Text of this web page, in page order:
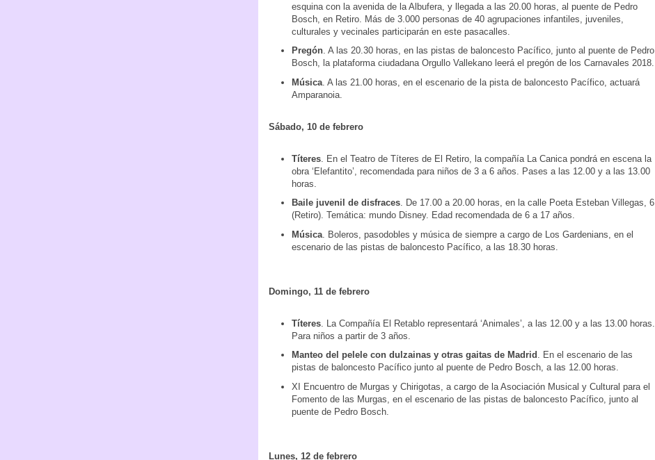
esquina con la avenida de la Albufera, y llegada a las 20.00 horas, al puente de Pedro
Bosch, en Retiro. Más de 3.000 personas de 40 agrupaciones infantiles, juveniles,
culturales y vecinales participarán en este pasacalles.
Pregón. A las 20.30 horas, en las pistas de baloncesto Pacífico, junto al puente de Pedro
Bosch, la plataforma ciudadana Orgullo Vallekano leerá el pregón de los Carnavales 2018.
Música. A las 21.00 horas, en el escenario de la pista de baloncesto Pacífico, actuará
Amparanoia.
Sábado, 10 de febrero
Títeres. En el Teatro de Títeres de El Retiro, la compañía La Canica pondrá en escena la
obra ‘Elefantito’, recomendada para niños de 3 a 6 años. Pases a las 12.00 y a las 13.00
horas.
Baile juvenil de disfraces. De 17.00 a 20.00 horas, en la calle Poeta Esteban Villegas, 6
(Retiro). Temática: mundo Disney. Edad recomendada de 6 a 17 años.
Música. Boleros, pasodobles y música de siempre a cargo de Los Gardenians, en el
escenario de las pistas de baloncesto Pacífico, a las 18.30 horas.
Domingo, 11 de febrero
Títeres. La Compañía El Retablo representará ‘Animales’, a las 12.00 y a las 13.00 horas.
Para niños a partir de 3 años.
Manteo del pelele con dulzainas y otras gaitas de Madrid . En el escenario de las
pistas de baloncesto Pacífico junto al puente de Pedro Bosch, a las 12.00 horas.
XI Encuentro de Murgas y Chirigotas, a cargo de la Asociación Musical y Cultural para el
Fomento de las Murgas, en el escenario de las pistas de baloncesto Pacífico, junto al
puente de Pedro Bosch.
Lunes, 12 de febrero